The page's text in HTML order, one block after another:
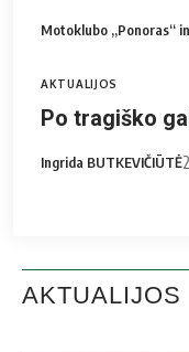
Motoklubo „Ponoras“
AKTUALIJOS
Po tragiško
Ingrida BUTKEVIČIŪTĖ
AKTUALIJOS